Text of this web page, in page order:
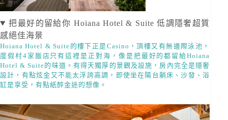
把最好的留給你 Hoiana Hotel & Suite 低調隱奢超質
感絕佳海景
Hoiana Hotel & Suite的樓下正是Casino，頂樓又有無邊際泳池，
度假村4家飯店只有這裡是正對海，像是把最好的都留給Hoiana
Hotel & Suite的味道。有得天獨厚的景觀及設施，房內完全是隱奢
設計，有點炫金又不能太浮誇高調，即使坐在陽台躺床、沙發、浴
缸是享受，有點紙醉金迷的想像。